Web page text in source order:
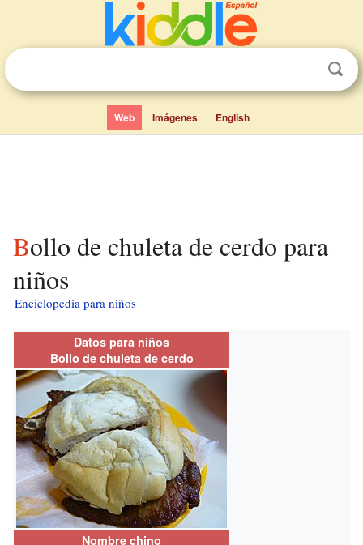
Web Imágenes English
Bollo de chuleta de cerdo para
niños
Enciclopedia para niños
Datos para niños
Bollo de chuleta de cerdo
Nombre chino